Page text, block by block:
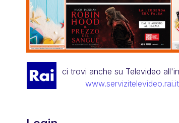
ci trovi anche su Televideo
www.servizitelevideo.rai.it